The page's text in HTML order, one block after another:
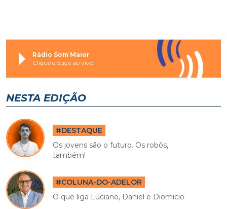
Rádio Som Maior
Clique e ouça ao vivo
NESTA EDIÇÃO
#DESTAQUE
Os jovens são o futuro. Os robôs,
também!
#COLUNA-DO-ADELOR
O que liga Luciano, Daniel e Diomicio